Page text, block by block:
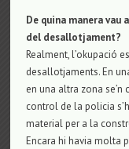
De quina manera vau
del desallotjament?
Realment, l’okupació
desallotjaments. En
en una altra zona se’n
control de la policia
material per a la
Encara hi havia molta